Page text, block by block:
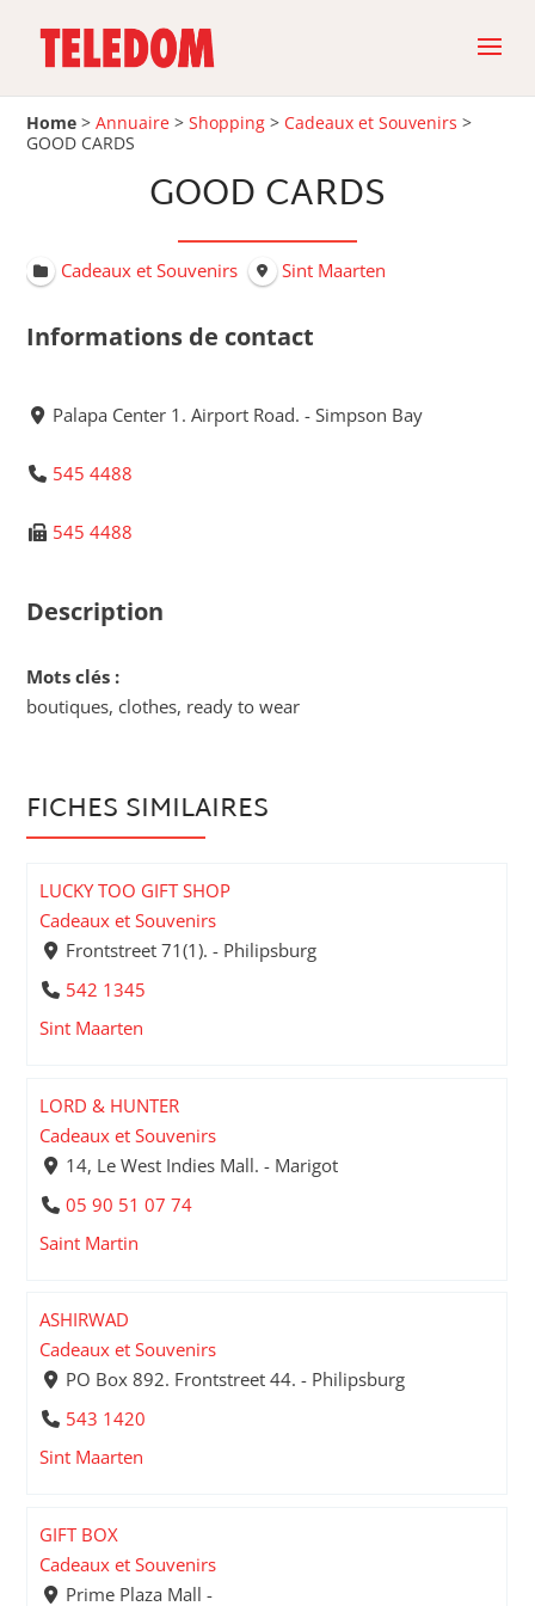
Home >Annuaire >Shopping > Cadeaux et Souvenirs >
GOOD CARDS
GOOD CARDS
Cadeaux et Souvenirs Sint Maarten
Informations de contact
Palapa Center 1. Airport Road. - Simpson Bay
545 4488
545 4488
Description
Mots clés :
boutiques, clothes, ready to wear
FICHES SIMILAIRES
LUCKY TOO GIFT SHOP
Cadeaux et Souvenirs
Frontstreet 71(1). - Philipsburg
542 1345
Sint Maarten
LORD & HUNTER
Cadeaux et Souvenirs
14, Le West Indies Mall. - Marigot
05 90 51 07 74
Saint Martin
ASHIRWAD
Cadeaux et Souvenirs
PO Box 892. Frontstreet 44. - Philipsburg
543 1420
Sint Maarten
GIFT BOX
Cadeaux et Souvenirs
Prime Plaza Mall -